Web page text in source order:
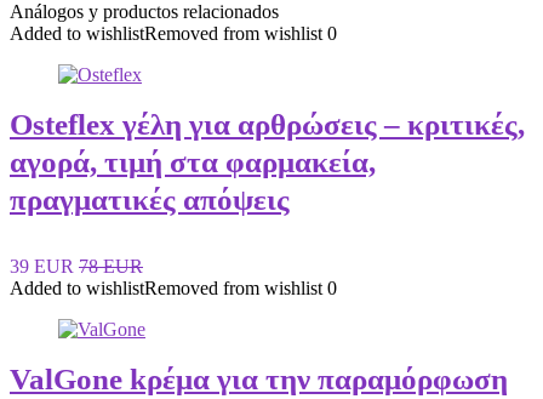
Análogos y productos relacionados
Added to wishlistRemoved from wishlist 0
Osteflex γέλη για αρθρώσεις – κριτικές,
αγορά, τιμή στα φαρμακεία,
πραγματικές απόψεις
39 EUR 78 EUR
Added to wishlistRemoved from wishlist 0
ValGone kρέμα για την παραμόρφωση